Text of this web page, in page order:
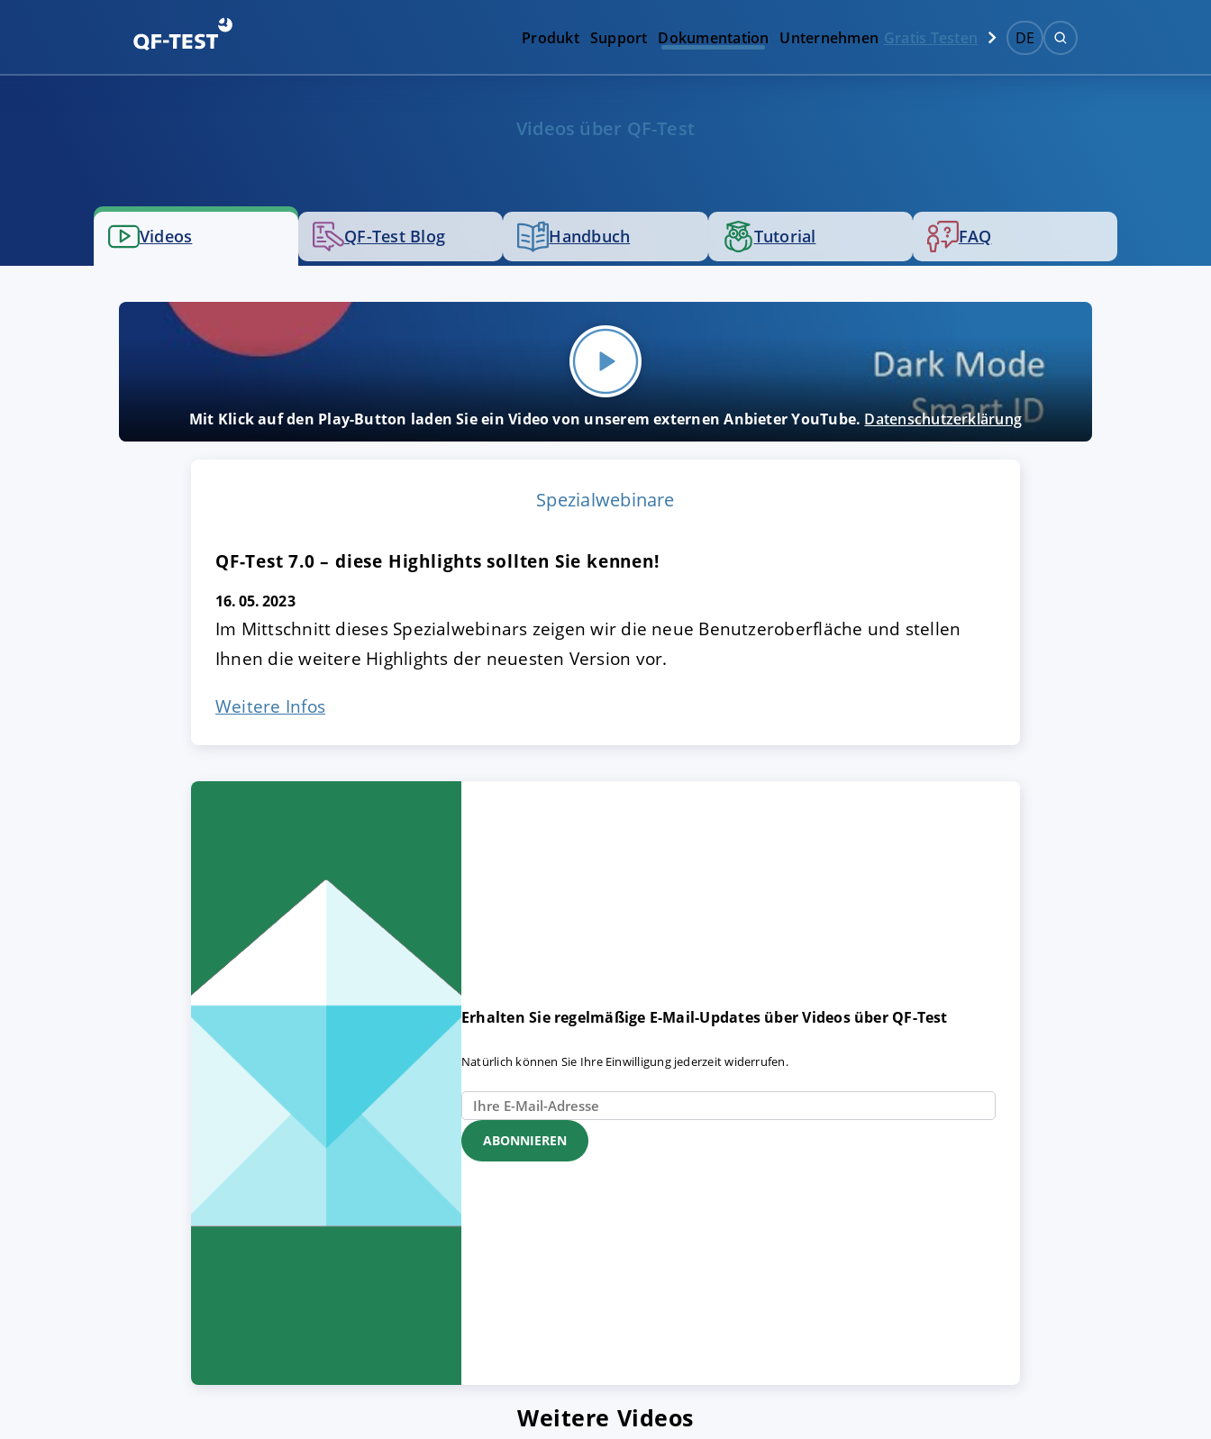
Produkt Support Dokumentation Unternehmen Gratis Testen DE
Videos über QF-Test
Videos QF-Test Blog Handbuch Tutorial FAQ
Mit Klick auf den Play-Button laden Sie ein Video von unserem externen Anbieter YouTube. Datenschutzerklärung
Spezialwebinare
QF-Test 7.0 – diese Highlights sollten Sie kennen!
16. 05. 2023
Im Mittschnitt dieses Spezialwebinars zeigen wir die neue Benutzeroberfläche und stellen
Ihnen die weitere Highlights der neuesten Version vor.
Weitere Infos
Erhalten Sie regelmäßige E-Mail-Updates über Videos über QF-Test
Natürlich können Sie Ihre Einwilligung jederzeit widerrufen.
Weitere Videos